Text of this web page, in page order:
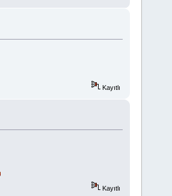
Kayıtlı
Kayıtlı